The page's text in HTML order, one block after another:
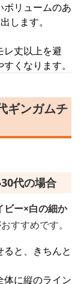
ボリュームのあ
します。
レ丈以上を避
くなります。
ギンガムチ
代の場合
ビー×白の細か
すすめです。
と、きちんと
体に縦のライン